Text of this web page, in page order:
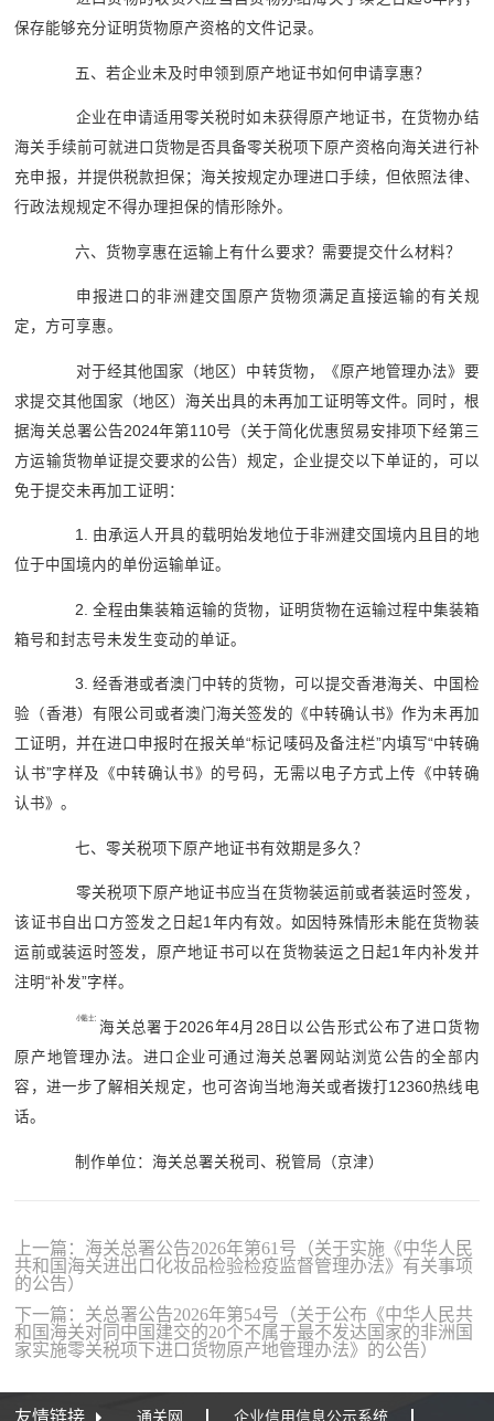
保存能够充分证明货物原产资格的文件记录。
五、若企业未及时申领到原产地证书如何申请享惠？
企业在申请适用零关税时如未获得原产地证书，在货物办结
海关手续前可就进口货物是否具备零关税项下原产资格向海关进行补
充申报，并提供税款担保；海关按规定办理进口手续，但依照法律、
行政法规规定不得办理担保的情形除外。
六、货物享惠在运输上有什么要求？需要提交什么材料？
申报进口的非洲建交国原产货物须满足直接运输的有关规
定，方可享惠。
对于经其他国家（地区）中转货物，《原产地管理办法》要
求提交其他国家（地区）海关出具的未再加工证明等文件。同时，根
据海关总署公告2024年第110号（关于简化优惠贸易安排项下经第三
方运输货物单证提交要求的公告）规定，企业提交以下单证的，可以
免于提交未再加工证明：
1. 由承运人开具的载明始发地位于非洲建交国境内且目的地
位于中国境内的单份运输单证。
2. 全程由集装箱运输的货物，证明货物在运输过程中集装箱
箱号和封志号未发生变动的单证。
3. 经香港或者澳门中转的货物，可以提交香港海关、中国检
验（香港）有限公司或者澳门海关签发的《中转确认书》作为未再加
工证明，并在进口申报时在报关单“标记唛码及备注栏”内填写“中转确
认书”字样及《中转确认书》的号码，无需以电子方式上传《中转确
认书》。
七、零关税项下原产地证书有效期是多久？
零关税项下原产地证书应当在货物装运前或者装运时签发，
该证书自出口方签发之日起1年内有效。如因特殊情形未能在货物装
运前或装运时签发，原产地证书可以在货物装运之日起1年内补发并
注明“补发”字样。
小贴士：
海关总署于2026年4月28日以公告形式公布了进口货物
原产地管理办法。进口企业可通过海关总署网站浏览公告的全部内
容，进一步了解相关规定，也可咨询当地海关或者拨打12360热线电
话。
制作单位：海关总署关税司、税管局（京津）
上一篇：海关总署公告2026年第61号（关于实施《中华人民
共和国海关进出口化妆品检验检疫监督管理办法》有关事项
的公告）
下一篇：关总署公告2026年第54号（关于公布《中华人民共
和国海关对同中国建交的20个不属于最不发达国家的非洲国
家实施零关税项下进口货物原产地管理办法》的公告）
友情链接 通关网 企业信用信息公示系统